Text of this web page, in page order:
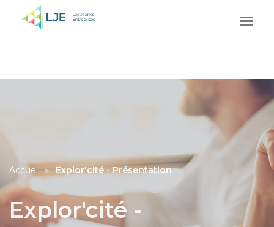
Accueil Explor'cité - Présentation
Explor'cité -